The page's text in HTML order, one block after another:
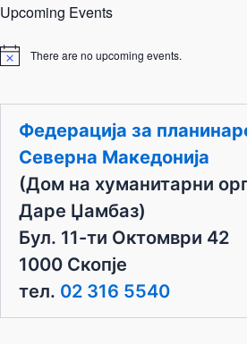
Upcoming Events
N
i
There are no upcoming events.
Федерација за
Северна Македонија
(Дом на хуманитарни
Даре Џамбаз)
Бул. 11-ти Октомври 42
1000 Скопје
тел. 02 316 5540